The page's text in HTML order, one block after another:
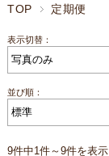
TOP 定期便
表示切替：
並び順：
9件中1件～9件を表示